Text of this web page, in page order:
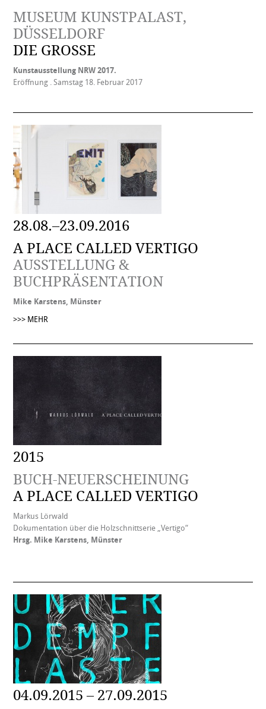
MUSEUM KUNSTPALAST,
DÜSSELDORF
DIE GROSSE
Kunstausstellung NRW 2017.
Eröffnung . Samstag 18. Februar 2017
28.08.–23.09.2016
A PLACE CALLED VERTIGO
AUSSTELLUNG &
BUCHPRÄSENTATION
Mike Karstens, Münster
>>> MEHR
2015
BUCH-NEUERSCHEINUNG
A PLACE CALLED VERTIGO
Markus Lörwald
Dokumentation über die Holzschnittserie „Vertigo“
Hrsg. Mike Karstens, Münster
04.09.2015 – 27.09.2015